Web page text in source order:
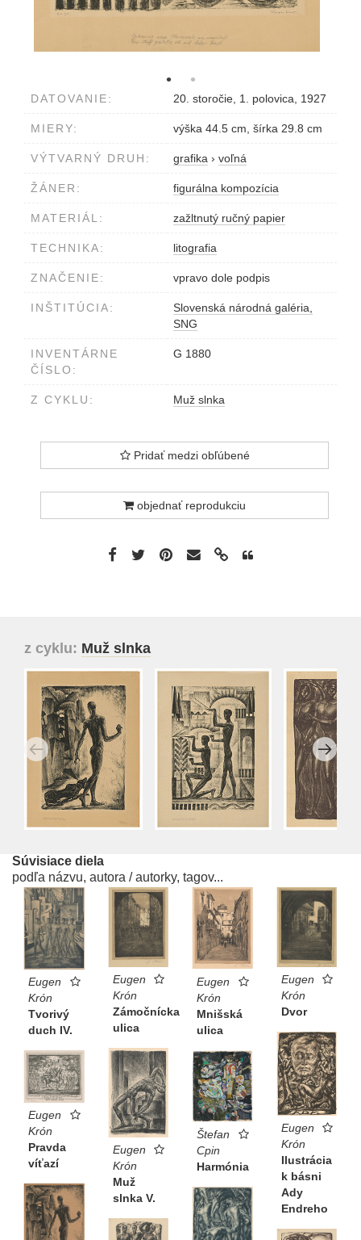
DATOVANIE: 20. storočie, 1. polovica, 1927
MIERY: výška 44.5 cm, šírka 29.8 cm
VÝTVARNÝ DRUH: grafika › voľná
ŽÁNER: figurálna kompozícia
MATERIÁL: zažltnutý ručný papier
TECHNIKA: litografia
ZNAČENIE: vpravo dole podpis
INŠTITÚCIA:
Slovenská národná galéria,
SNG
INVENTÁRNE
ČÍSLO:
G 1880
Z CYKLU: Muž slnka
Pridať medzi obľúbené
objednať reprodukciu
z cyklu: Muž slnka
Súvisiace diela
podľa názvu, autora / autorky, tagov...
Eugen
Krón
Tvorivý
duch IV.
Eugen
Krón
Zámočnícka
ulica
Eugen
Krón
Mnišská
ulica
Eugen
Krón
Dvor
Eugen
Krón
Ilustrácia
k básni
Ady
Endreho
Eugen
Krón
Muž
slnka V.
Štefan
Cpin
Harmónia
Eugen
Krón
Pravda
víťazí